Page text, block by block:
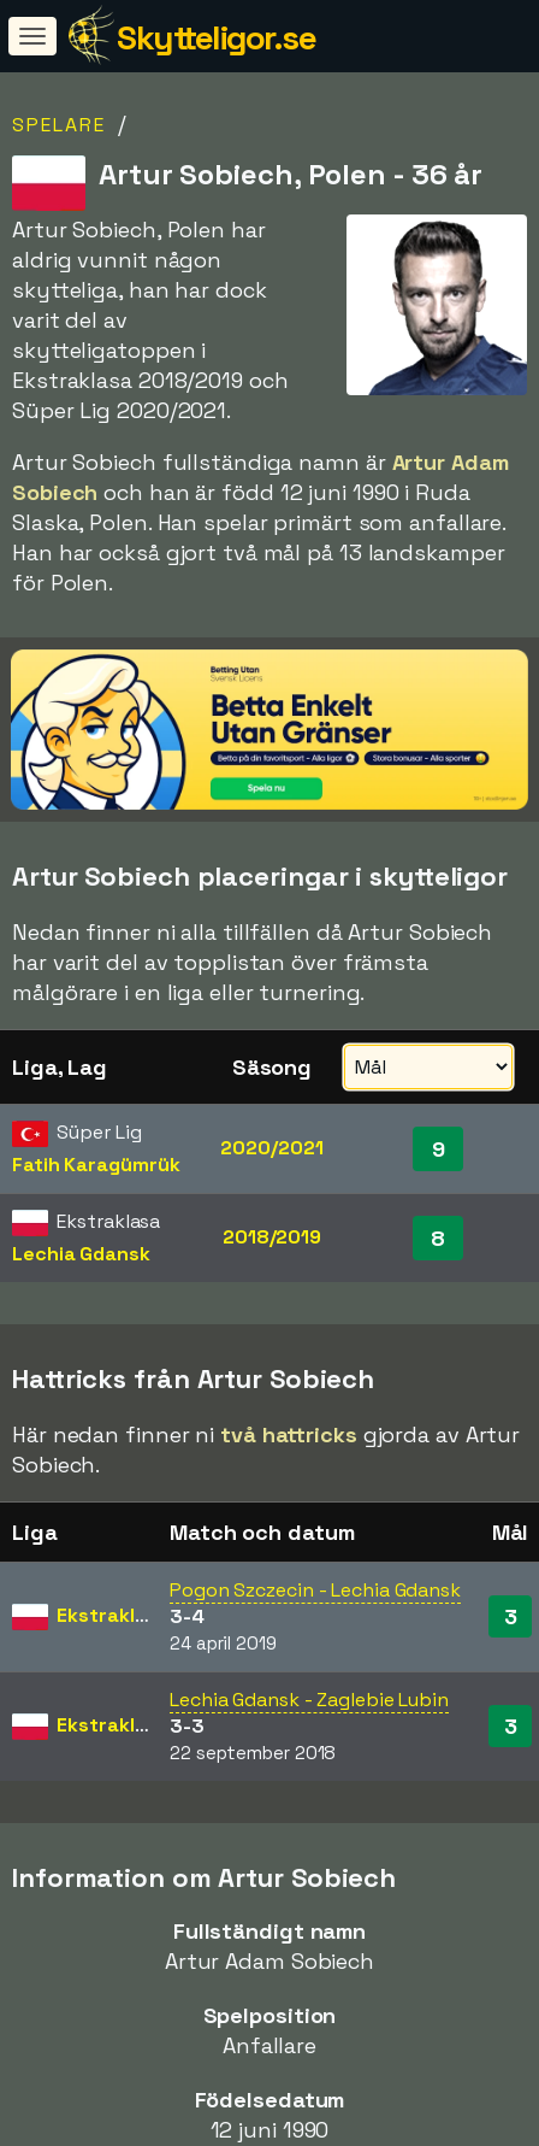
Skytteligor.se
SPELARE /
Artur Sobiech, Polen - 36 år
Artur Sobiech, Polen har
aldrig vunnit någon
skytteliga, han har dock
varit del av
skytteligatoppen i
Ekstraklasa 2018/2019 och
Süper Lig 2020/2021.
Artur Sobiech fullständiga namn är Artur Adam
Sobiech och han är född 12 juni 1990 i Ruda
Slaska, Polen. Han spelar primärt som anfallare.
Han har också gjort två mål på 13 landskamper
för Polen.
Artur Sobiech placeringar i skytteligor
Nedan finner ni alla tillfällen då Artur Sobiech
har varit del av topplistan över främsta
målgörare i en liga eller turnering.
Liga, Lag Säsong
Süper Lig
Fatih Karagümrük
2020/2021 9
Ekstraklasa
Lechia Gdansk
2018/2019 8
Hattricks från Artur Sobiech
Här nedan finner ni två hattricks gjorda av Artur
Sobiech.
Liga Match och datum Mål
Ekstraklasa
Pogon Szczecin - Lechia Gdansk
3-4
24 april 2019
3
Ekstraklasa
Lechia Gdansk - Zaglebie Lubin
3-3
22 september 2018
3
Information om Artur Sobiech
Fullständigt namn
Artur Adam Sobiech
Spelposition
Anfallare
Födelsedatum
12 juni 1990